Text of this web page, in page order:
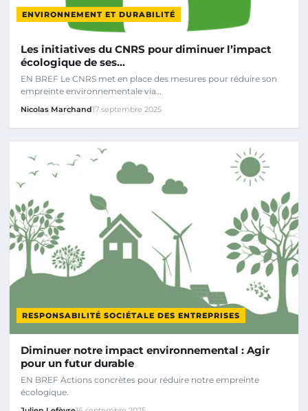
ENVIRONNEMENT ET DURABILITÉ
Les initiatives du CNRS pour diminuer l’impact
écologique de ses…
EN BREF Le CNRS met en place des mesures pour réduire son
empreinte environnementale via…
Nicolas Marchand17 septembre 2025
RESPONSABILITÉ SOCIÉTALE DES ENTREPRISES
Diminuer notre impact environnemental : Agir
pour un futur durable
EN BREF Actions concrètes pour réduire notre empreinte
écologique.